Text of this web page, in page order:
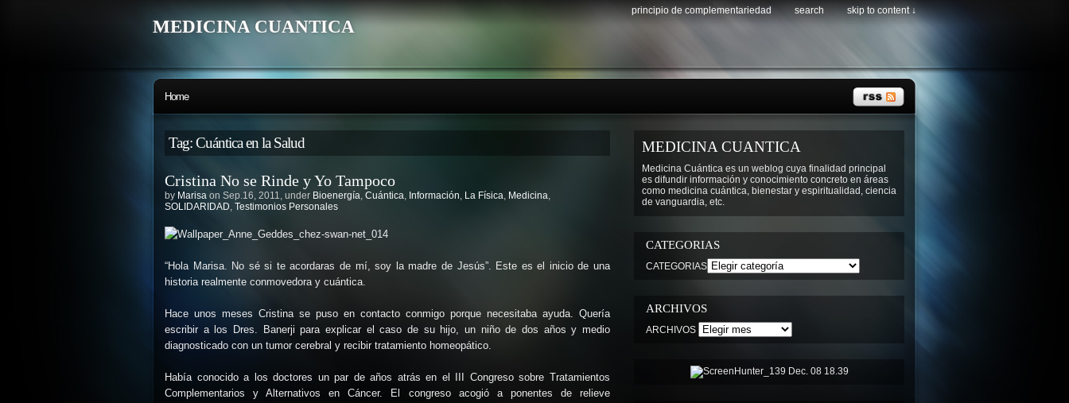
principio de complementariedad search skip to content ↓
MEDICINA CUANTICA
Home
Tag: Cuántica en la Salud
Cristina No se Rinde y Yo Tampoco
by Marisa on Sep.16, 2011, under Bioenergía, Cuántica, Información, La Física, Medicina,
SOLIDARIDAD, Testimonios Personales
“Hola Marisa. No sé si te acordaras de mí, soy la madre de Jesús”. Este es el inicio de una
historia realmente conmovedora y cuántica.
Hace unos meses Cristina se puso en contacto conmigo porque necesitaba ayuda. Quería
escribir a los Dres. Banerji para explicar el caso de su hijo, un niño de dos años y medio
diagnosticado con un tumor cerebral y recibir tratamiento homeopático.
Había conocido a los doctores un par de años atrás en el III Congreso sobre Tratamientos
Complementarios y Alternativos en Cáncer. El congreso acogió a ponentes de relieve
MEDICINA CUANTICA
Medicina Cuántica es un weblog cuya finalidad principal
es difundir información y conocimiento concreto en áreas
como medicina cuántica, bienestar y espiritualidad, ciencia
de vanguardia, etc.
CATEGORIAS
CATEGORIAS
ARCHIVOS
ARCHIVOS